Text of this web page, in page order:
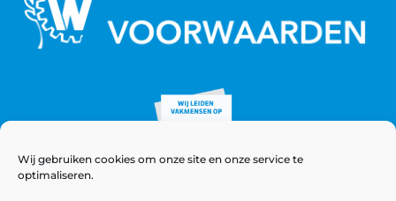
Wij gebruiken cookies om onze site en onze service te
optimaliseren.